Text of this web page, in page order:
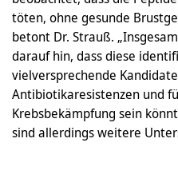
töten, ohne gesunde
betont Dr. Strauß.
darauf hin, dass diese
vielversprechende
Antibiotikaresistenzen und
Krebsbekämpfung sein
sind allerdings weitere